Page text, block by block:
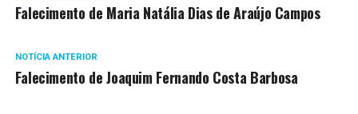
Falecimento de Maria Natália Dias de Araújo Campos
NOTÍCIA ANTERIOR
Falecimento de Joaquim Fernando Costa Barbosa